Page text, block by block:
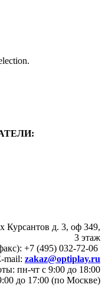
Курсантов д. 3, оф 349,
3 этаж
+7 (495) 032-72-06
mail: zakaz@optiplay.ru
пн-чт с 9:00 до 18:00
до 17:00 (по Москве)